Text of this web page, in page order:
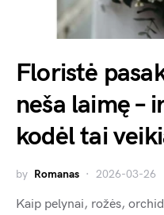
Floristė
neša laimę –
kodėl tai
by Romanas 2026-03-26
Kaip pelynai, rožės,